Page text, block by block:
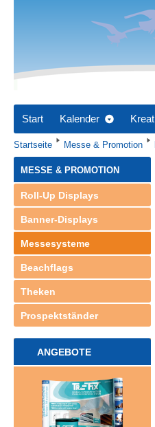
Start Kalender
Startseite Messe & Promotion
MESSE & PROMOTION
Roll-Up Displays
Banner-Displays
Messesysteme
Beachflags
Theken
Prospektständer
ANGEBOTE